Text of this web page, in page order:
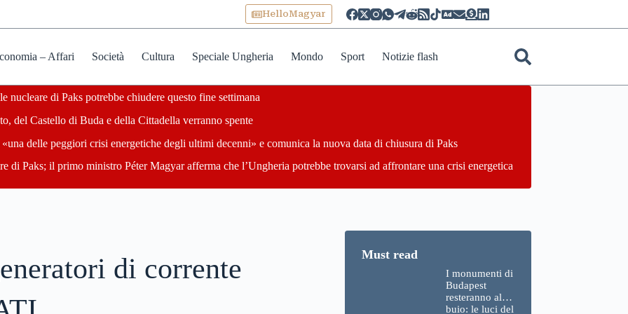
HelloMagyar
– Affari Società Cultura Speciale Ungheria Mondo Sport Notizie flash
nucleare di Paks potrebbe chiudere questo fine settimana
del Castello di Buda e della Cittadella verranno spente
delle peggiori crisi energetiche degli ultimi decenni» e comunica la nuova data di chiusura di Paks
di Paks; il primo ministro Péter Magyar afferma che l’Ungheria potrebbe trovarsi ad affrontare una crisi energetica
di corrente
I monumenti di
Budapest
resteranno al
buio: le luci del